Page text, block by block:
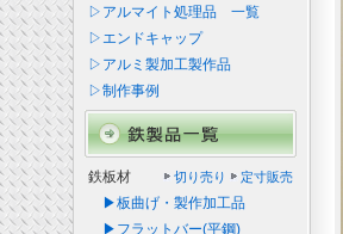
▷アルマイト処理品 一覧
▷エンドキャップ
▷アルミ製加工製作品
▷制作事例
鉄板材 切り売り 定寸販売
▶板曲げ・製作加工品
▶フラットバー(平鋼)